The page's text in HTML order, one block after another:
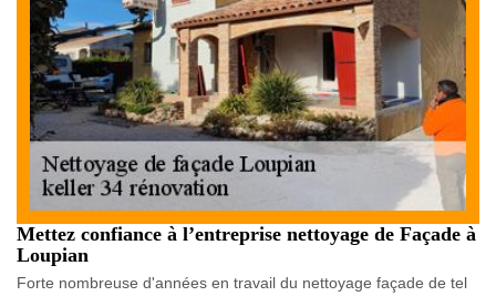
Mettez confiance à l’entreprise nettoyage de Façade à
Loupian
Forte nombreuse d'années en travail du nettoyage façade de tel